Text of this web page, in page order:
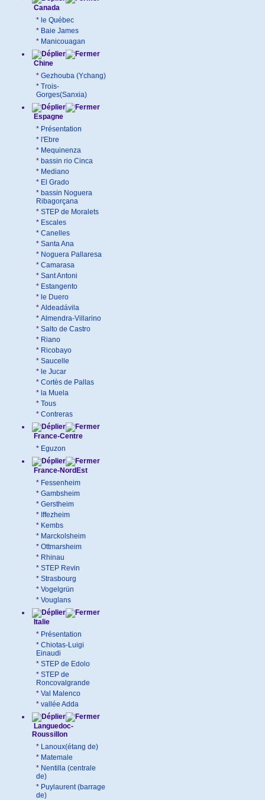
Canada
* le Québec
* Baie James
* Manicouagan
Chine
* Gezhouba (Ychang)
* Trois-
Gorges(Sanxia)
Espagne
* Présentation
* l'Ebre
* Mequinenza
* bassin rio Cinca
* Mediano
* El Grado
* bassin Noguera
Ribagorçana
* STEP de Moralets
* Escales
* Canelles
* Santa Ana
* Noguera Pallaresa
* Camarasa
* Sant Antoni
* Estangento
* le Duero
* Aldeadávila
* Almendra-Villarino
* Salto de Castro
* Riano
* Ricobayo
* Saucelle
* le Jucar
* Cortès de Pallas
* la Muela
* Tous
* Contreras
France-Centre
* Eguzon
France-NordEst
* Fessenheim
* Gambsheim
* Gerstheim
* Iffezheim
* Kembs
* Marckolsheim
* Ottmarsheim
* Rhinau
* STEP Revin
* Strasbourg
* Vogelgrün
* Vouglans
Italie
* Présentation
* Chiotas-Luigi
Einaudi
* STEP de Edolo
* STEP de
Roncovalgrande
* Val Malenco
* vallée Adda
Languedoc-
Roussillon
* Lanoux(étang de)
* Matemale
* Nentilla (centrale
de)
* Puylaurent (barrage
de)